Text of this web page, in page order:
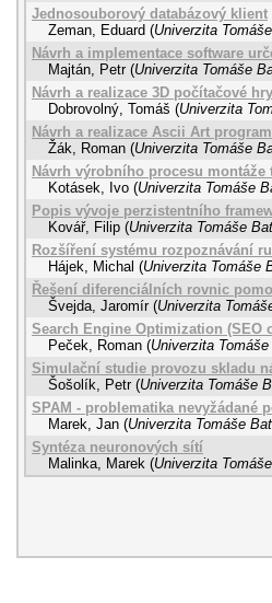
Jednosouborový databázový klient
Zeman, Eduard (Univerzita
Návrh a implementace software
Majtán, Petr (Univerzita Tomáše
Návrh a realizace 3D počítačové
Dobrovolný, Tomáš (Univerzita
Návrh a realizace Ascii Art
Žák, Roman (Univerzita Tomáše
Návrh výrobního procesu
Kotásek, Ivo (Univerzita Tomáše
Popis vývoje perzistentního
Kovář, Filip (Univerzita Tomáše
Rozšíření systému rozpoznávání
Hájek, Michal (Univerzita Tomáše
Řešení diferenciálních rovnic
Švejda, Jaromír (Univerzita
Search Engine Optimization (SEO
Peček, Roman (Univerzita
Simulační studie provozu skladu
Šošolík, Petr (Univerzita Tomáše
SPAM - problematika nevyžádané
Marek, Jan (Univerzita Tomáše
Syntéza neuronových sítí
Malinka, Marek (Univerzita